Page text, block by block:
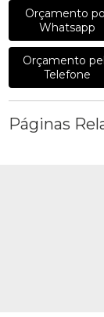
Orçamento
Whatsapp
Orçamento
Telefone
Páginas